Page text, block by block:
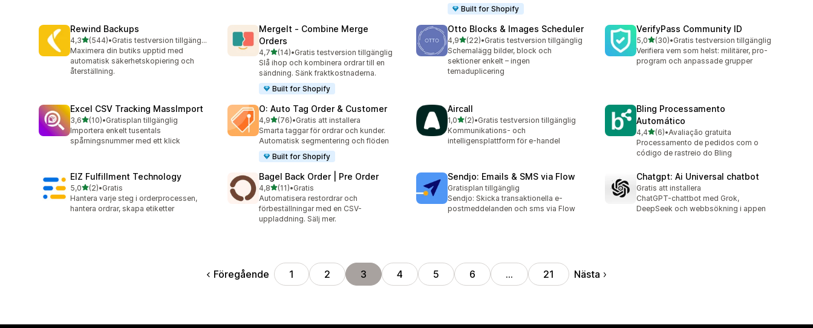
Built for Shopify
Rewind Backups
4,3av 5 stjärnor
(544)
544 recensioner totalt
•
Gratis testversion tillgänglig
Maximera din butiks upptid med
automatisk säkerhetskopiering och
återställning.
MergeIt ‑ Combine Merge
Orders
4,7av 5 stjärnor
(14)
14 recensioner totalt
•Gratis testversion tillgänglig
Slå ihop och kombinera ordrar till en
sändning. Sänk fraktkostnaderna.
Built for Shopify
Otto Blocks & Images Scheduler
4,9av 5 stjärnor
(22)
22 recensioner totalt
•Gratis testversion tillgänglig
Schemalägg bilder, block och
sektioner enkelt – ingen
temaduplicering
VerifyPass Community ID
5,0av 5 stjärnor
(30)
30 recensioner totalt
•Gratis testversion tillgänglig
Verifiera vem som helst: militärer, pro-
program och anpassade grupper
Excel CSV Tracking MassImport
3,6av 5 stjärnor
(10)
10 recensioner totalt
•Gratisplan tillgänglig
Importera enkelt tusentals
spårningsnummer med ett klick
O: Auto Tag Order & Customer
4,9av 5 stjärnor
(76)
76 recensioner totalt
•Gratis att installera
Smarta taggar för ordrar och kunder.
Automatisk segmentering och flöden
Built for Shopify
Aircall
1,0av 5 stjärnor
(2)
2 recensioner totalt
•Gratis testversion tillgänglig
Kommunikations- och
intelligensplattform för e-handel
Bling Processamento
Automático
4,4av 5 stjärnor
(6)
6 recensioner totalt
•Avaliação gratuita
Processamento de pedidos com o
código de rastreio do Bling
EIZ Fulfillment Technology
5,0av 5 stjärnor
(2)
2 recensioner totalt
•Gratis
Hantera varje steg i orderprocessen,
hantera ordrar, skapa etiketter
Bagel Back Order | Pre Order
4,8av 5 stjärnor
(11)
11 recensioner totalt
•Gratis
Automatisera restordrar och
förbeställningar med en CSV-
uppladdning. Sälj mer.
Sendjo: Emails & SMS via Flow
Gratisplan tillgänglig
Sendjo: Skicka transaktionella e-
postmeddelanden och sms via Flow
Chatgpt: Ai Universal chatbot
Gratis att installera
ChatGPT-chattbot med Grok,
DeepSeek och webbsökning i appen
Föregående 1 2 3 4 5 6 … 21 Nästa